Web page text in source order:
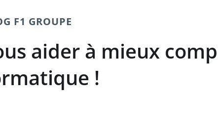
F1 GROUPE
aider à mieux
!